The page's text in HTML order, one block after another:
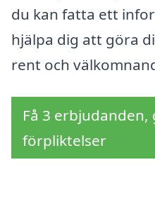
du kan fatta ett
hjälpa dig att göra
rent och
Få 3
förpliktelser